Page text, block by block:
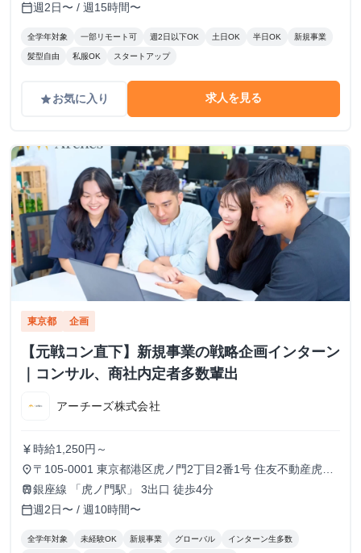
calendar_today週2日〜 / 週15時間〜
全学年対象 一部リモート可 週2日以下OK 土日OK 半日OK 新規事業
髪型自由 私服OK スタートアップ
gradeお気に入り 求人を見る
東京都 企画
【元戦コン直下】新規事業の戦略企画インターン
｜コンサル、商社内定者多数輩出
アーチーズ株式会社
currency_yen 時給1,250円～
place 〒105-0001 東京都港区虎ノ門2丁目2番1号 住友不動産虎ノ
門タワー 16階
train銀座線 「虎ノ門駅」 3出口 徒歩4分
calendar_today週2日〜 / 週10時間〜
全学年対象 未経験OK 新規事業 グローバル インターン生多数